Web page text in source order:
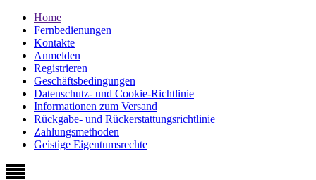
Home
Fernbedienungen
Kontakte
Anmelden
Registrieren
Geschäftsbedingungen
Datenschutz- und Cookie-Richtlinie
Informationen zum Versand
Rückgabe- und Rückerstattungsrichtlinie
Zahlungsmethoden
Geistige Eigentumsrechte